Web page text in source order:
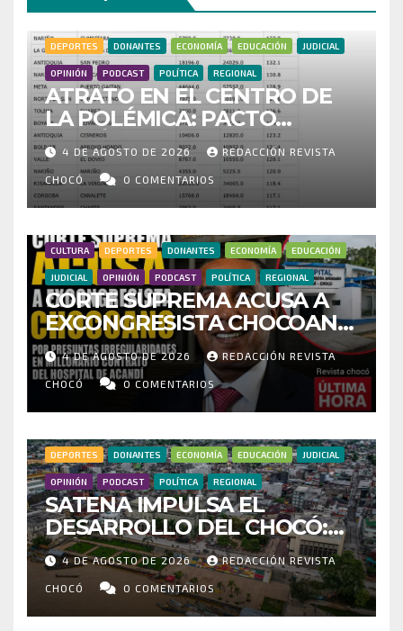
DEPORTES DONANTES ECONOMÍA EDUCACIÓN JUDICIAL
OPINIÓN PODCAST POLÍTICA REGIONAL
ATRATO EN EL CENTRO DE
LA POLÉMICA: PACTO
HISTÓRICO CUESTIONA
CENSO ELECTORAL Y PIDE
INVESTIGAR PRESUNTO
FRAUDE
4 DE AGOSTO DE 2026 REDACCIÓN REVISTA
CHOCÓ 0 COMENTARIOS
CULTURA DEPORTES DONANTES ECONOMÍA EDUCACIÓN
JUDICIAL OPINIÓN PODCAST POLÍTICA REGIONAL
CORTE SUPREMA ACUSA A
EXCONGRESISTA CHOCOANO
POR PRESUNTAS
IRREGULARIDADES EN
MILLONARIO CONTRATO DEL
HOSPITAL DE ACANDÍ
4 DE AGOSTO DE 2026 REDACCIÓN REVISTA
CHOCÓ 0 COMENTARIOS
DEPORTES DONANTES ECONOMÍA EDUCACIÓN JUDICIAL
OPINIÓN PODCAST POLÍTICA REGIONAL
SATENA IMPULSA EL
DESARROLLO DEL CHOCÓ:
MÁS DE 35 MIL PASAJEROS
MOVILIZADOS Y NUEVAS
RUTAS FORTALECEN LA
CONECTIVIDAD
4 DE AGOSTO DE 2026 REDACCIÓN REVISTA
CHOCÓ 0 COMENTARIOS